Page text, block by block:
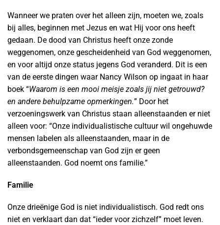
Wanneer we praten over het alleen zijn, moeten we, zoals
bij alles, beginnen met Jezus en wat Hij voor ons heeft
gedaan. De dood van Christus heeft onze zonde
weggenomen, onze gescheidenheid van God weggenomen,
en voor altijd onze status jegens God veranderd. Dit is een
van de eerste dingen waar Nancy Wilson op ingaat in haar
boek “Waarom is een mooi meisje zoals jij niet getrouwd?
en andere behulpzame opmerkingen.” Door het
verzoeningswerk van Christus staan alleenstaanden er niet
alleen voor: “Onze individualistische cultuur wil ongehuwde
mensen labelen als alleenstaanden, maar in de
verbondsgemeenschap van God zijn er geen
alleenstaanden. God noemt ons familie.”
Familie
Onze drieënige God is niet individualistisch. God redt ons
niet en verklaart dan dat “ieder voor zichzelf” moet leven.